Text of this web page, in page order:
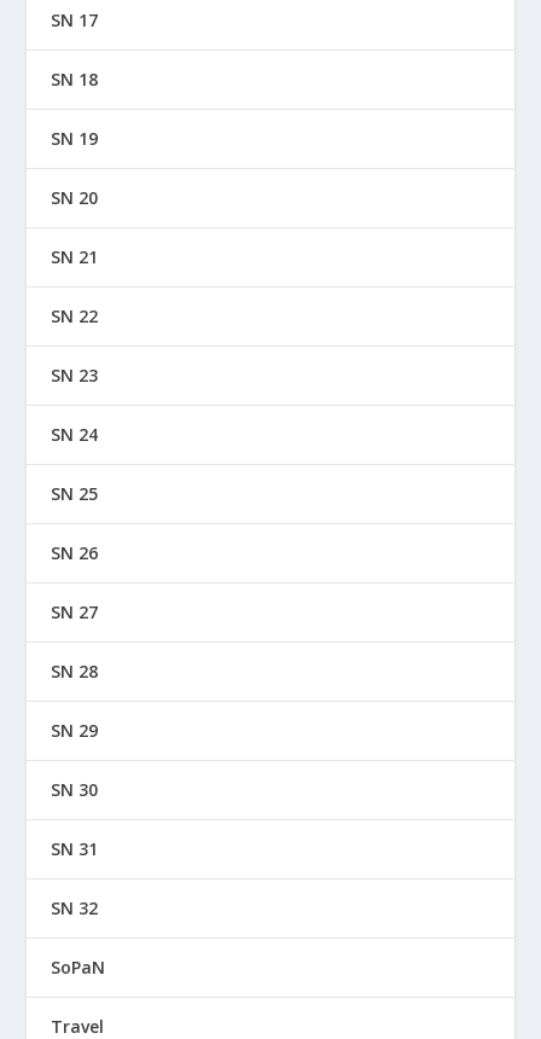
SN 17
SN 18
SN 19
SN 20
SN 21
SN 22
SN 23
SN 24
SN 25
SN 26
SN 27
SN 28
SN 29
SN 30
SN 31
SN 32
SoPaN
Travel